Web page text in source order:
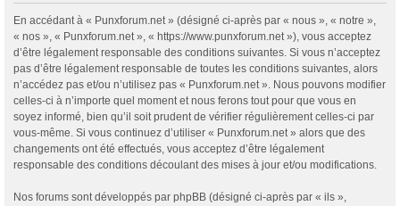
En accédant à « Punxforum.net » (désigné ci-après par « nous », « notre »,
« nos », « Punxforum.net », « https://www.punxforum.net »), vous acceptez
d’être légalement responsable des conditions suivantes. Si vous n’acceptez
pas d’être légalement responsable de toutes les conditions suivantes, alors
n’accédez pas et/ou n’utilisez pas « Punxforum.net ». Nous pouvons modifier
celles-ci à n’importe quel moment et nous ferons tout pour que vous en
soyez informé, bien qu’il soit prudent de vérifier régulièrement celles-ci par
vous-même. Si vous continuez d’utiliser « Punxforum.net » alors que des
changements ont été effectués, vous acceptez d’être légalement
responsable des conditions découlant des mises à jour et/ou modifications.
Nos forums sont développés par phpBB (désigné ci-après par « ils »,